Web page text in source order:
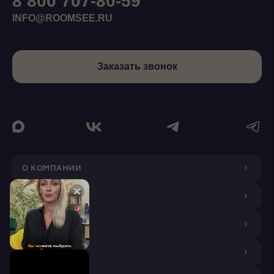
О КОМПАНИИ
ДИЗАЙНЕРАМ
ПОКУПАТЕЛЯМ
INFO@ROOMSEE.RU
Заказать звонок